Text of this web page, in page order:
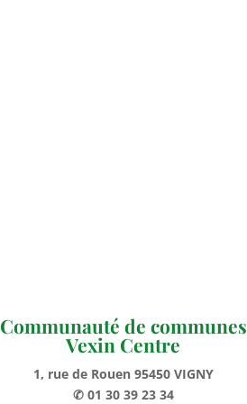
Communauté de communes
Vexin Centre
1, rue de Rouen 95450 VIGNY
✆ 01 30 39 23 34